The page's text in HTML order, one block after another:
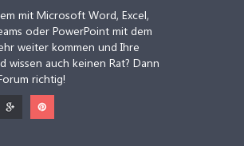
mit Microsoft Word, Excel,
oder PowerPoint mit dem
weiter kommen und Ihre
wissen auch keinen Rat? Dann
richtig!